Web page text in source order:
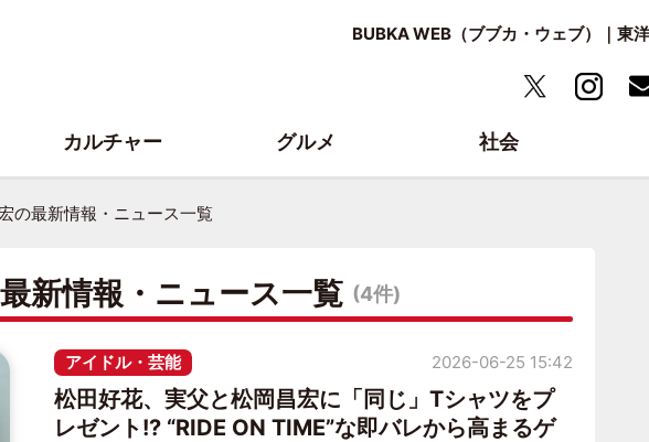
BUBKA WEB（ブブカ・ウェブ）｜東
の最新情報・ニュース一覧
新情報・ニュース一覧 (4件)
アイドル・芸能
松田好花、実父と松岡昌宏に「同じ」Tシャツをプ
レゼント!? “RIDE ON TIME”な即バレから高まるゲ
2026-06-25 15:42
カルチャー グルメ 社会